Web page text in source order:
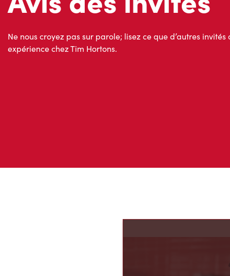
Avis des invités
Ne nous croyez pas sur parole; lisez ce que d’autres